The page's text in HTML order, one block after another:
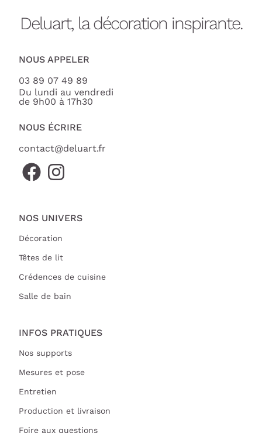
Deluart, la décoration inspirante.
NOUS APPELER
03 89 07 49 89
Du lundi au vendredi
de 9h00 à 17h30
NOUS ÉCRIRE
contact@deluart.fr
NOS UNIVERS
Décoration
Têtes de lit
Crédences de cuisine
Salle de bain
INFOS PRATIQUES
Nos supports
Mesures et pose
Entretien
Production et livraison
Foire aux questions